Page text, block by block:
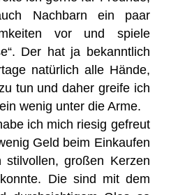
Nachbarn ein paar
vor und spiele
Der hat ja bekanntlich
natürlich alle Hände,
tun und daher greife ich
wenig unter die Arme.
ich mich riesig gefreut
Geld beim Einkaufen
stilvollen, großen Kerzen
Die sind mit dem